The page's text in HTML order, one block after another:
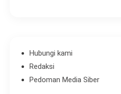
Hubungi kami
Redaksi
Pedoman Media Siber